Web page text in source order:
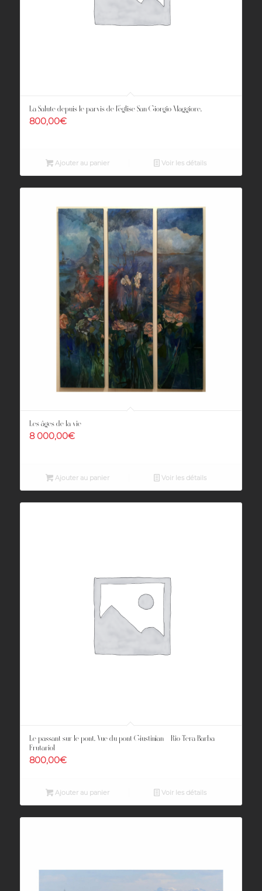
La Salute depuis le parvis de l’église San Giorgio Maggiore.
800,00€
Ajouter au panier Voir les détails
Les âges de la vie
8 000,00€
Ajouter au panier Voir les détails
Le passant sur le pont. Vue du pont Giustinian – Rio Tera Barba
Frutariol
800,00€
Ajouter au panier Voir les détails